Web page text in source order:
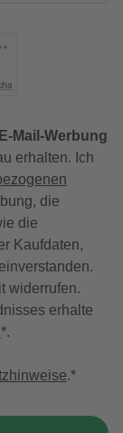
Mail-Werbung
erhalten. Ich
die
die
Kaufdaten,
widerrufen.
erhalte
*.
.